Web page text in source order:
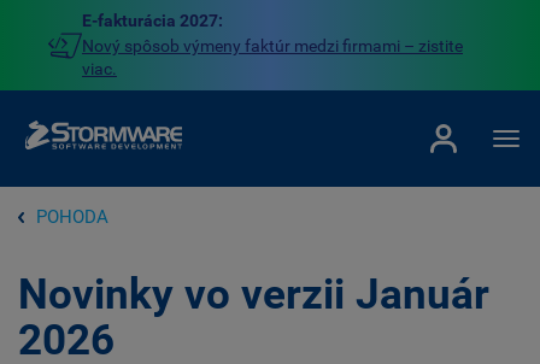
E-fakturácia 2027:
Nový spôsob výmeny faktúr medzi firmami – zistite
viac.
POHODA
Novinky vo verzii Január
2026